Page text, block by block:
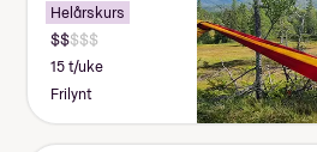
Helårskurs
15 t/uke
Frilynt